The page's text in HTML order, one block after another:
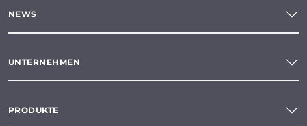
NEWS
UNTERNEHMEN
PRODUKTE